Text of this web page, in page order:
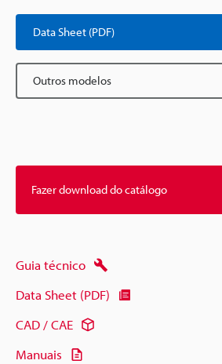
Data Sheet (PDF)
Outros modelos
Fazer download do catálogo
Guia técnico
Data Sheet (PDF)
CAD / CAE
Manuais